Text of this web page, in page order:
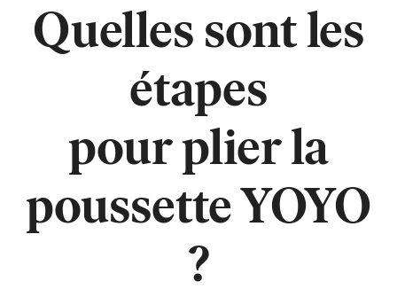
Quelles sontles
étapes
pour plier la
poussette YOYO
?